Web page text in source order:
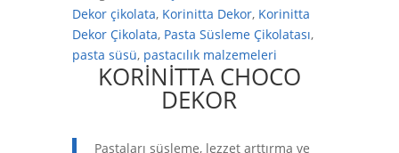
Dekor çikolata, Korinitta Dekor, Korinitta
Dekor Çikolata, Pasta Süsleme Çikolatası,
pasta süsü, pastacılık malzemeleri
KORİNİTTA CHOCO
DEKOR
Pastaları süsleme, lezzet arttırma ve